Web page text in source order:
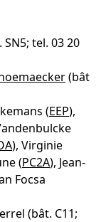
SN5; tel. 03 20
(bât
(EEP),
), Virginie
(PC2A), Jean-
Focsa
(bât. C11;